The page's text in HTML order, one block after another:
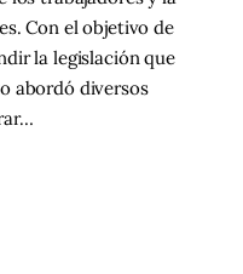
Con el objetivo de
la legislación que
abordó diversos